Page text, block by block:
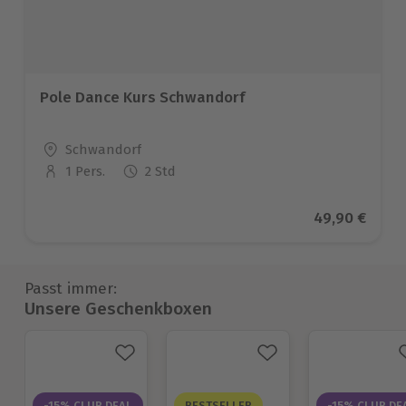
Pole Dance Kurs Schwandorf
Standort
Schwandorf
Anzahl der Teilnehmer
1 Pers. 2 Std
Aktueller
49,90 €
Passt immer:
Unsere Geschenkboxen